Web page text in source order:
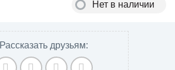
Нет в наличии
Рассказать друзьям: